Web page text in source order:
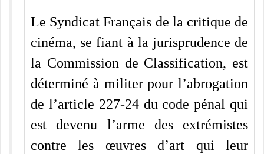
Le Syndicat Français de la critique de
cinéma, se fiant à la jurisprudence de
la Commission de Classification, est
déterminé à militer pour l’abrogation
de l’article 227-24 du code pénal qui
est devenu l’arme des extrémistes
contre les œuvres d’art qui leur